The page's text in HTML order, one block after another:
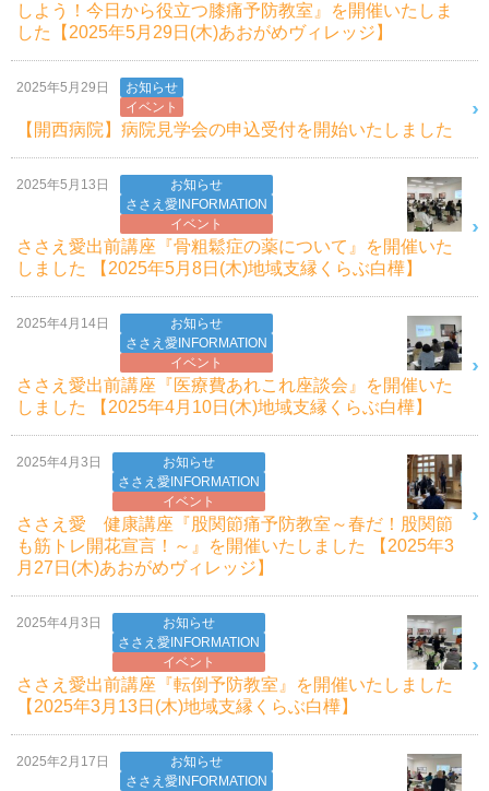
しよう！今日から役立つ膝痛予防教室』を開催いたしま
した【2025年5月29日(木)あおがめヴィレッジ】
2025年5月29日
お知らせ
イベント
【開西病院】病院見学会の申込受付を開始いたしました
2025年5月13日
お知らせ
ささえ愛INFORMATION
イベント
ささえ愛出前講座『骨粗鬆症の薬について』を開催いた
しました 【2025年5月8日(木)地域支縁くらぶ白樺】
2025年4月14日
お知らせ
ささえ愛INFORMATION
イベント
ささえ愛出前講座『医療費あれこれ座談会』を開催いた
しました 【2025年4月10日(木)地域支縁くらぶ白樺】
2025年4月3日
お知らせ
ささえ愛INFORMATION
イベント
ささえ愛 健康講座『股関節痛予防教室～春だ！股関節
も筋トレ開花宣言！～』を開催いたしました 【2025年3
月27日(木)あおがめヴィレッジ】
2025年4月3日
お知らせ
ささえ愛INFORMATION
イベント
ささえ愛出前講座『転倒予防教室』を開催いたしました
【2025年3月13日(木)地域支縁くらぶ白樺】
2025年2月17日
お知らせ
ささえ愛INFORMATION